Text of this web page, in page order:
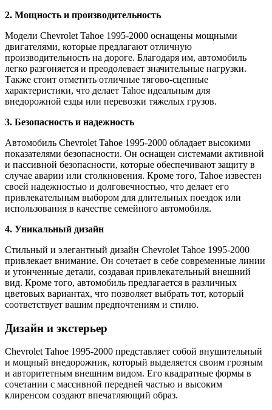
2. Мощность и производительность
Модели Chevrolet Tahoe 1995-2000 оснащены мощными
двигателями, которые предлагают отличную
производительность на дороге. Благодаря им, автомобиль
легко разгоняется и преодолевает значительные нагрузки.
Также стоит отметить отличные тягово-сцепные
характеристики, что делает Tahoe идеальным для
внедорожной езды или перевозки тяжелых грузов.
3. Безопасность и надежность
Автомобиль Chevrolet Tahoe 1995-2000 обладает высокими
показателями безопасности. Он оснащен системами активной
и пассивной безопасности, которые обеспечивают защиту в
случае аварии или столкновения. Кроме того, Tahoe известен
своей надежностью и долговечностью, что делает его
привлекательным выбором для длительных поездок или
использования в качестве семейного автомобиля.
4. Уникальный дизайн
Стильный и элегантный дизайн Chevrolet Tahoe 1995-2000
привлекает внимание. Он сочетает в себе современные линии
и утонченные детали, создавая привлекательный внешний
вид. Кроме того, автомобиль предлагается в различных
цветовых вариантах, что позволяет выбрать тот, который
соответствует вашим предпочтениям и стилю.
Дизайн и экстерьер
Chevrolet Tahoe 1995-2000 представляет собой внушительный
и мощный внедорожник, который выделяется своим грозным
и авторитетным внешним видом. Его квадратные формы в
сочетании с массивной передней частью и высоким
клиренсом создают впечатляющий образ.